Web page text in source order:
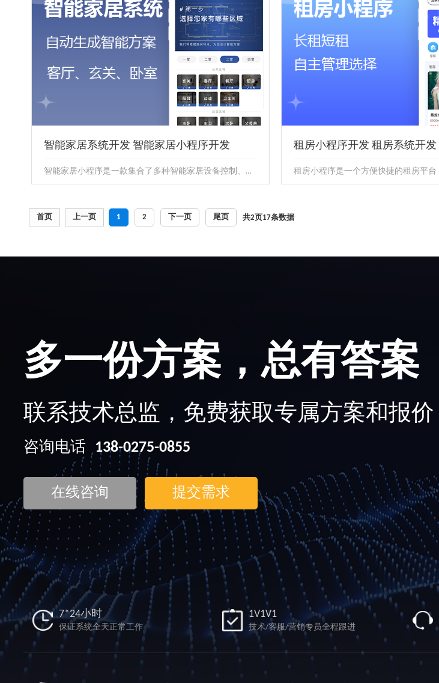
术，为游客提供个性...
随地享受便捷的物业服...
智能家居系统开发 智能家居小程序开发
智能家居小程序是一款集合了多种智能家居设备控制、管理与个性化设置功能的便捷应用。通过这款小程序，用户可以轻松实现对家中智...
智能家居小程序是一款集合了多种智能家居设备控制、管
租房小程序开发 租房系统开发
首页 上一页 1 2 下一页 尾页 共2页17条数据
多一份方案，总有答案
联系技术总监，免费获取专属方案和报价
咨询电话 138-0275-0855
在线咨询 提交需求
7*24小时
保证系统全天正常工作
1V1V1
技术/客服/营销专员全程跟进